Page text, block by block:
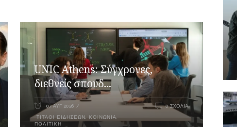
UNIC Athens: Σύγχρονες,
διεθνείς σπουδ...
07 ΑΥΓ 2026
ΤΊΤΛΟΙ ΕΙΔΉΣΕΩΝ ΚΟΙΝΩΝΊΑ
ΠΟΛΙΤΙΚΉ
0 ΣΧΌΛΙΑ